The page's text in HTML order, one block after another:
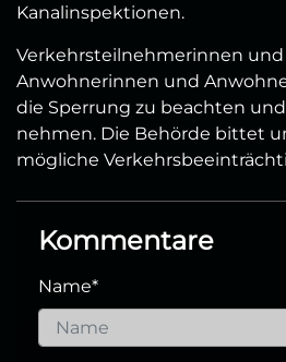
Kanalinspektionen.
Verkehrsteilnehmerinnen
Anwohnerinnen und
die Sperrung zu beachten
nehmen. Die Behörde bittet
mögliche
Kommentare
Name*